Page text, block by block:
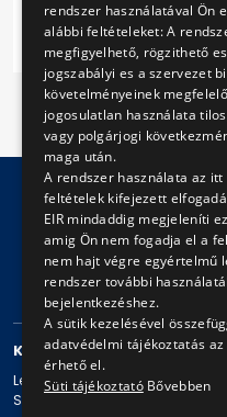
Impresszum Jogi
Adatvédelmi politika és
KAPCSOLAT
Levelezési cím: 1980 Budapest,
Székhely: 1980 Budapest,
rendszer használatával Ön
alábbi feltételeket: A
megfigyelhető, rögzithető
jogszabályi es a szervezet
követelményeinek
jogosulatlan használata
vagy polgárjogi
maga után.
A rendszer használata az
feltételek kifejezett
EIR mindaddig megjeleníti
amig Ön nem fogadja el a
nem hajt végre egyértelmű
rendszer további
bejelentkezéshez.
A sütik kezelésével
adatvédelmi tájékoztatás
érhető el.
Süti tájékoztató Bővebben